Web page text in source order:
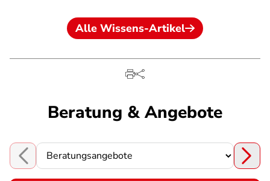
Alle Wissens-Artikel
Beratung & Angebote
Choose a section